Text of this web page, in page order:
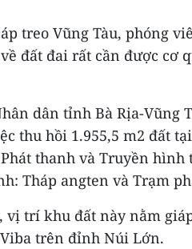
treo Vũng Tàu, phóng
đất đai rất cần được cơ
dân tỉnh Bà Rịa-Vũng
thu hồi 1.955,5 m2 đất
thanh và Truyền hình
Tháp angten và Trạm
vị trí khu đất này nằm
trên đỉnh Núi Lớn.